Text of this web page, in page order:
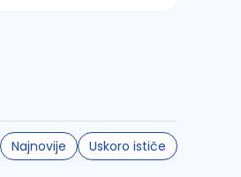
Najnovije Uskoro ističe